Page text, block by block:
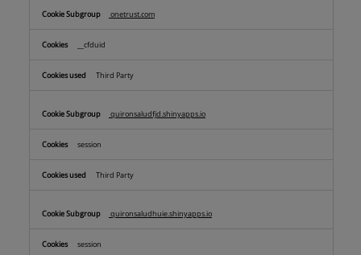
onetrust.com
__cfduid
Third Party
quironsaludfjd.shinyapps.io
session
Third Party
quironsaludhuie.shinyapps.io
session